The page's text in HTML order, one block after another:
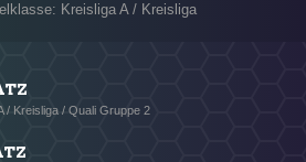
Kreisliga A / Kreisliga
/ Kreisliga / Quali Gruppe 2